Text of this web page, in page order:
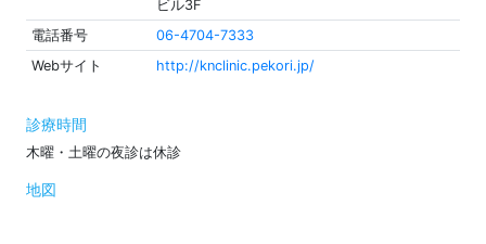
ビル3F
電話番号
06-4704-7333
Webサイト
http://knclinic.pekori.jp/
診療時間
木曜・土曜の夜診は休診
地図